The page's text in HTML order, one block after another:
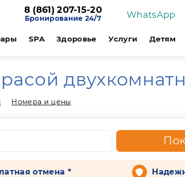
8 (861) 207-15-20
Бронирование 24/7 WhatsApp
SPA Здоровье Услуги Детям
Номера и цены
отмена *